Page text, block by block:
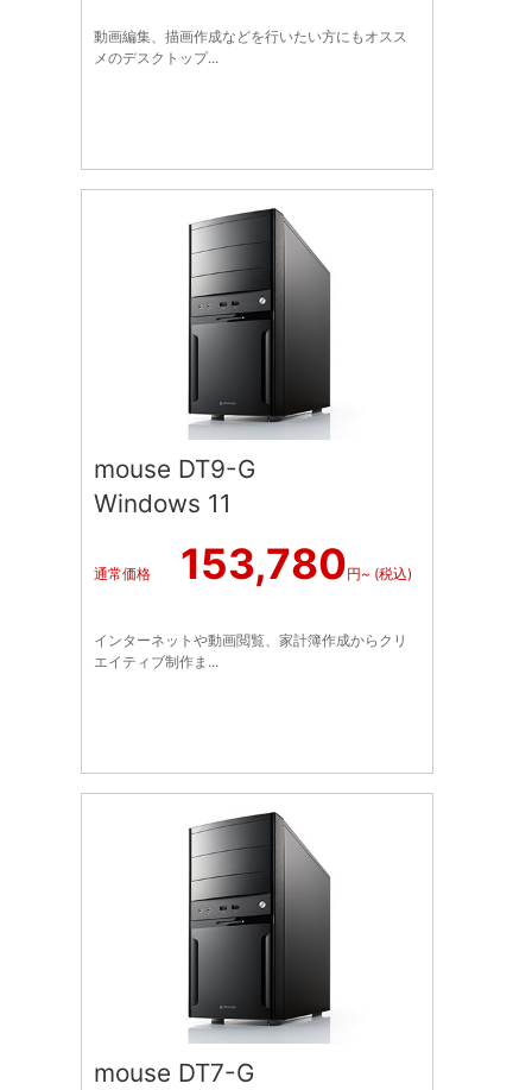
動画編集、描画作成などを行いたい方にもオスス
メのデスクトップ...
mouse DT9-G
Windows 11
通常価格 153,780円~ (税込)
インターネットや動画閲覧、家計簿作成からクリ
エイティブ制作ま...
mouse DT7-G